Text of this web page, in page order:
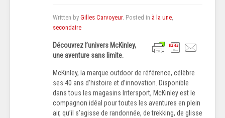
Written by Gilles Carvoyeur. Posted in à la une
secondaire
Découvrez l’univers McKinley,
une aventure sans limite.
McKinley, la marque outdoor de référence, célèbre
ses 40 ans d’histoire et d’innovation. Disponible
dans tous les magasins Intersport, McKinley est le
compagnon idéal pour toutes les aventures en plein
air, qu’il s’agisse de randonnée, de trekking, de glisse